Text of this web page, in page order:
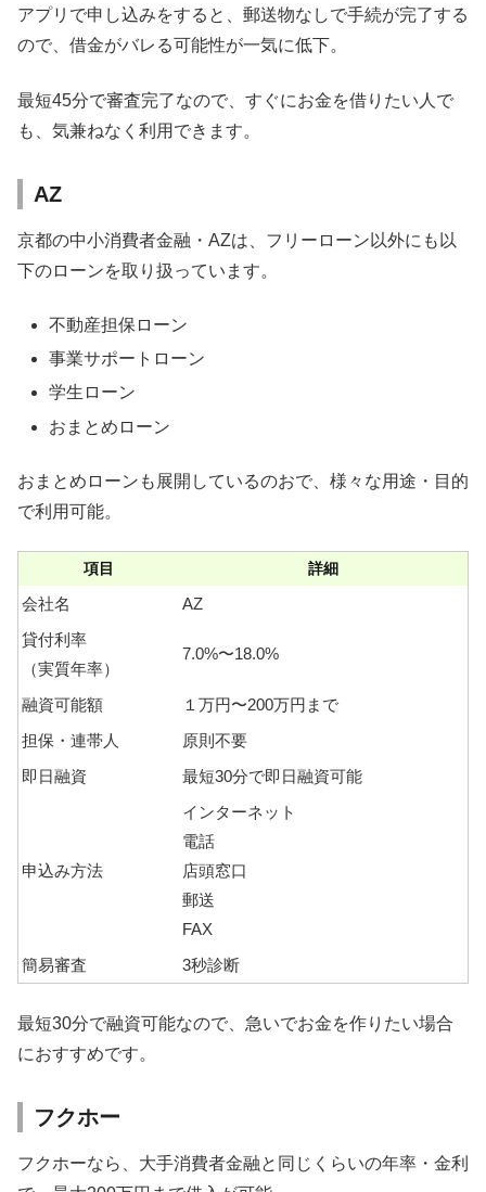
アプリで申し込みをすると、郵送物なしで手続が完了する
ので、借金がバレる可能性が一気に低下。
最短45分で審査完了なので、すぐにお金を借りたい人で
も、気兼ねなく利用できます。
AZ
京都の中小消費者金融・AZは、フリーローン以外にも以
下のローンを取り扱っています。
不動産担保ローン
事業サポートローン
学生ローン
おまとめローン
おまとめローンも展開しているのおで、様々な用途・目的
で利用可能。
項目 詳細
会社名
AZ
貸付利率
（実質年率）
7.0%〜18.0%
融資可能額
１万円〜200万円まで
担保・連帯人
原則不要
即日融資
最短30分で即日融資可能
申込み方法
インターネット
電話
店頭窓口
郵送
FAX
簡易審査
3秒診断
最短30分で融資可能なので、急いでお金を作りたい場合
におすすめです。
フクホー
フクホーなら、大手消費者金融と同じくらいの年率・金利